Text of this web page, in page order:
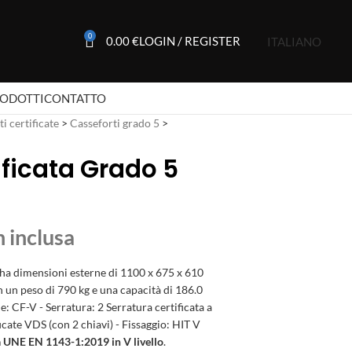
0 0.00€LOGIN / REGISTER ITALIANO
CONTATTO
certificate > Casseforti grado 5 >
Grado 5
dimensioni esterne di 1100 x 675 x 610
peso di 790 kg e una capacità di 186.0
CF-V - Serratura: 2 Serratura certificata a
VDS (con 2 chiavi) - Fissaggio: HIT V
EN 1143-1:2019 in V livello.